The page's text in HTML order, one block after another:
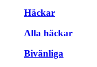
Häckar
Alla häckar
Bivänliga